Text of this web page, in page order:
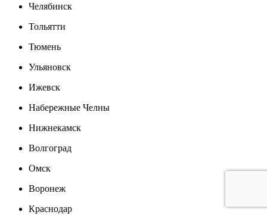
Челябинск
Тольятти
Тюмень
Ульяновск
Ижевск
Набережные Челны
Нижнекамск
Волгоград
Омск
Воронеж
Краснодар